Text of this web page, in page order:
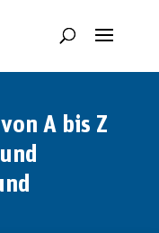
A bis Z